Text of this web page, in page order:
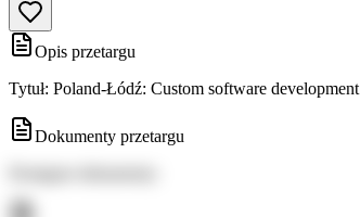
Opis przetargu
Tytuł: Poland-Łódź: Custom software
Dokumenty przetargu